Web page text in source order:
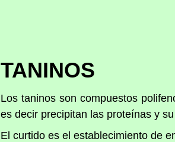
TANINOS
Los taninos son compuestos
es decir precipitan las proteínas y
El curtido es el establecimiento de